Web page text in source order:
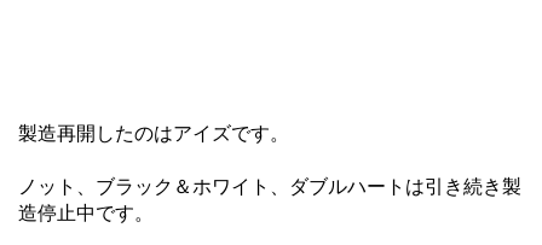
製造再開したのはアイズです。
ノット、ブラック＆ホワイト、ダブルハートは引き続き製
造停止中です。